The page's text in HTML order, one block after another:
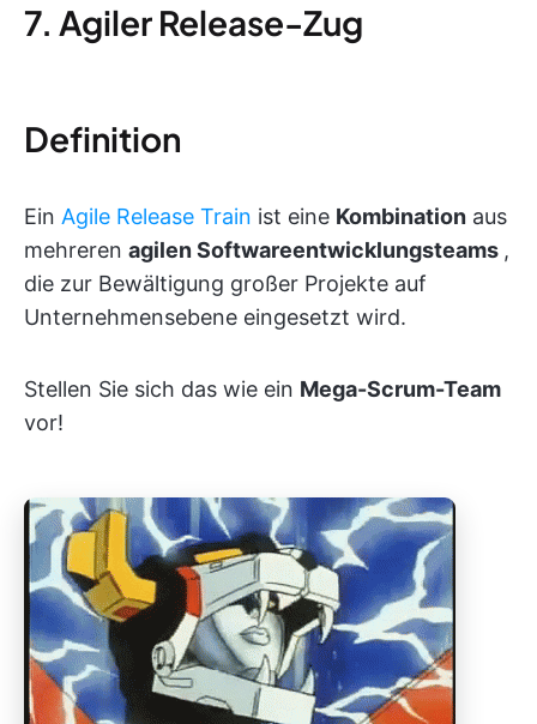
7. Agiler Release-Zug
Definition
Ein Agile Release Train ist eine Kombination aus
mehreren agilen Softwareentwicklungsteams ,
die zur Bewältigung großer Projekte auf
Unternehmensebene eingesetzt wird.
Stellen Sie sich das wie ein Mega-Scrum-Team
vor!